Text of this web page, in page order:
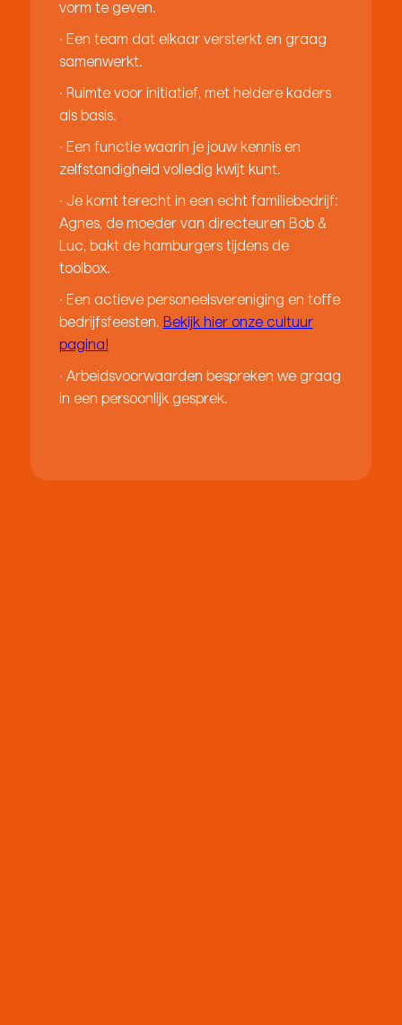
vorm te geven.
· Een team dat elkaar versterkt en graag
samenwerkt.
· Ruimte voor initiatief, met heldere kaders
als basis.
· Een functie waarin je jouw kennis en
zelfstandigheid volledig kwijt kunt.
· Je komt terecht in een echt familiebedrijf:
Agnes, de moeder van directeuren Bob &
Luc, bakt de hamburgers tijdens de
toolbox.
· Een actieve personeelsvereniging en toffe
bedrijfsfeesten. Bekijk hier onze cultuur
pagina!
· Arbeidsvoorwaarden bespreken we graag
in een persoonlijk gesprek.